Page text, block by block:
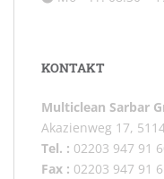
KONTAKT
Multiclean Sarbar
Akazienweg 17,
Tel. : 02203 947 91
Fax : 02203 947 91